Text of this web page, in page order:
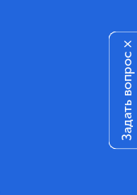
Задать вопрос
×